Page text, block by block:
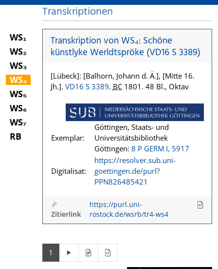
WS₁
WS₂
WS₃
WS₄
WS₅
WS₆
WS₇
RB
Transkriptionen
Transkription von WS₄: Schöne
künstlyke Werldtspröke (VD16 S 3389)
[Lübeck]: [Balhorn, Johann d. Ä.], [Mitte 16.
Jh.]. VD16 S 3389. BC1801. 48 Bl., Oktav
Exemplar:
Göttingen, Staats- und
Universitätsbibliothek
Göttingen: 8 P GERM I, 5917
Digitalisat:
https://resolver.sub.uni-
goettingen.de/purl?
PPN826485421
Zitierlink
https://purl.uni-
rostock.de/wsrb/tr4-ws4
1